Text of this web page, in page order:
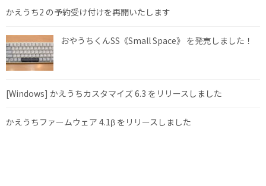
かえうち2 の予約受け付けを再開いたします
おやうちくんSS《Small Space》 を発売しました！
[Windows] かえうちカスタマイズ 6.3 をリリースしました
かえうちファームウェア 4.1β をリリースしました